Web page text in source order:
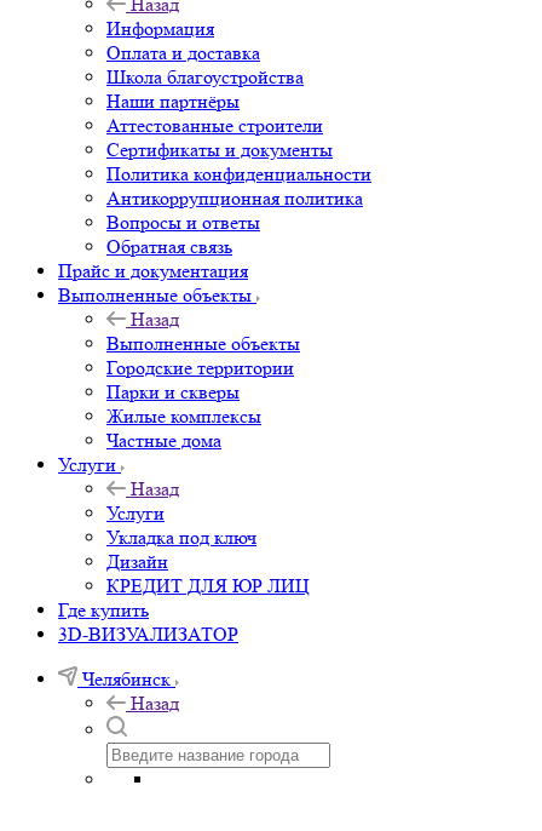
Информация
Оплата и доставка
Школа благоустройства
Наши партнёры
Аттестованные строители
Сертификаты и документы
Политика конфиденциальности
Антикоррупционная политика
Вопросы и ответы
Обратная связь
Прайс и документация
Выполненные объекты
Назад
Выполненные объекты
Городские территории
Парки и скверы
Жилые комплексы
Частные дома
Услуги
Назад
Услуги
Укладка под ключ
Дизайн
КРЕДИТ ДЛЯ ЮР ЛИЦ
Где купить
3D-ВИЗУАЛИЗАТОР
Челябинск
Назад